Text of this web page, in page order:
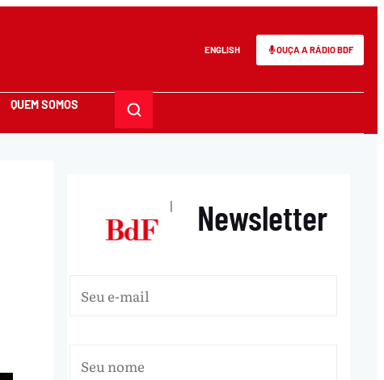
ENGLISH OUÇA A RÁDIO BDF
QUEM SOMOS
| Newsletter